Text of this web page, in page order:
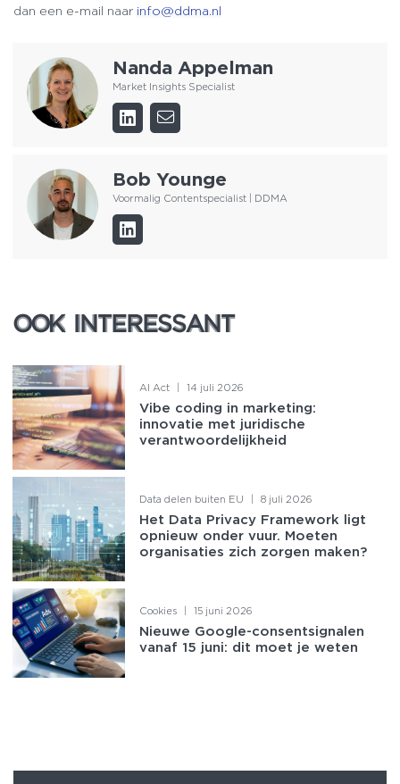
dan een e-mail naar info@ddma.nl
Nanda Appelman
Market Insights Specialist
Bob Younge
Voormalig Contentspecialist | DDMA
OOK INTERESSANT
OOK INTERESSANT
AI Act | 14 juli 2026
Vibe coding in marketing:
innovatie met juridische
verantwoordelijkheid
Data delen buiten EU | 8 juli 2026
Het Data Privacy Framework ligt
opnieuw onder vuur. Moeten
organisaties zich zorgen maken?
Cookies 15 juni 2026
Nieuwe Google-consentsignalen
vanaf 15 juni: dit moet je weten